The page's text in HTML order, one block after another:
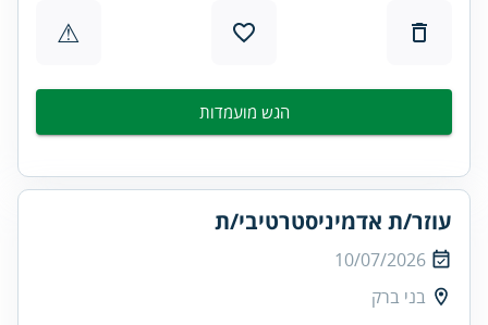
⚠
הגש מועמדות
עוזר/ת אדמיניסטרטיבי/ת
10/07/2026
בני ברק